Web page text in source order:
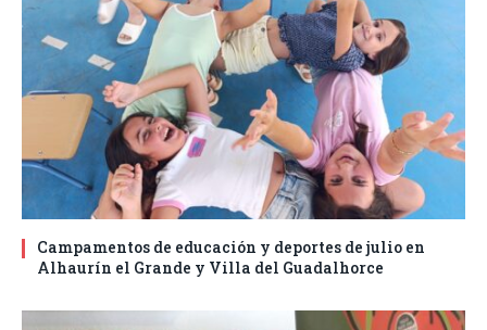
Campamentos de educación y deportes de julio en
Alhaurín el Grande y Villa del Guadalhorce